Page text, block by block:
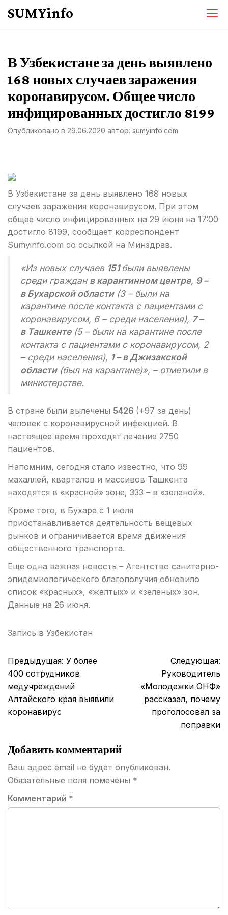
SUMYinfo
В Узбекистане за день выявлено
168 новых случаев заражения
коронавирусом. Общее число
инфицированных достигло 8199
Опубликовано в 29.06.2020 автор: sumyinfo.com
В Узбекистане за день выявлено 168 новых
случаев заражения коронавирусом. При этом
общее число инфицированных на 29 июня на 17:00
достигло 8199, сообщает корреспондент
Sumyinfo.com со ссылкой на Минздрав.
«Из новых случаев 151были выявлены
среди граждан в карантинном центре, 9 –
в Бухарской области(3 – были на
карантине после контакта с пациентами с
коронавирусом, 6 – среди населения), 7 –
в Ташкенте(5 – были на карантине после
контакта с пациентами с коронавирусом, 2
– среди населения), 1 – в Джизакской
области(был на карантине)», – отметили в
министерстве.
В стране были вылечены 5426 (+97 за день)
человек с коронавирусной инфекцией. В
настоящее время проходят лечение 2750
пациентов.
Напомним, сегодня стало известно, что 99
махаллей, кварталов и массивов Ташкента
находятся в «красной» зоне, 333 – в «зеленой».
Кроме того, в Бухаре с 1 июля
приостанавливается деятельность вещевых
рынков и ограничивается время движения
общественного транспорта.
Еще одна важная новость – Агентство санитарно-
эпидемиологического благополучия обновило
список «красных», «желтых» и «зеленых» зон.
Данные на 26 июня.
Запись в Узбекистан
Навигация
по
Предыдущая: У более
400 сотрудников
медучреждений
Алтайского края выявили
коронавирус
Следующая:
Руководитель
«Молодежки ОНФ»
рассказал, почему
проголосовал за
поправки
Добавить комментарий
Ваш адрес email не будет опубликован.
Обязательные поля помечены *
Комментарий *